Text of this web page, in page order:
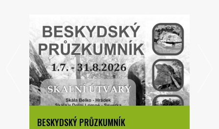
BESKYDSKÝ PRŮZKUMNÍK